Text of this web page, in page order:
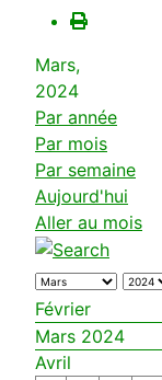
Mars,
2024
Par année
Par mois
Par semaine
Aujourd'hui
Aller au mois
Février
Mars 2024
Avril